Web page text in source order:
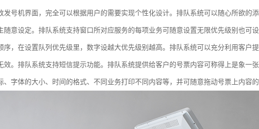
发号机界面，完全可以根据用户的需要实现个性化设计。排队系统可以随心所欲的
随意设定。排队系统支持窗口所对应服务的每项业务可随意设置无限优先级别也可
序，在设置队列优先级里，数字设越大优先级别越高。排队系统可以充分利用客户
效。排队系统支持短信提示功能。排队系统提供给客户的号票内容可称得上是象一
、字体的大小、时间的格式、不同业务打印不同内容等，并可随意拖动号票上内容的